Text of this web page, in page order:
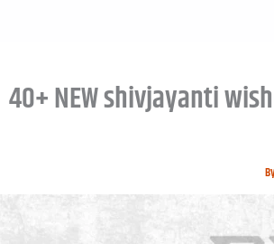
40+ NEW shivjayanti